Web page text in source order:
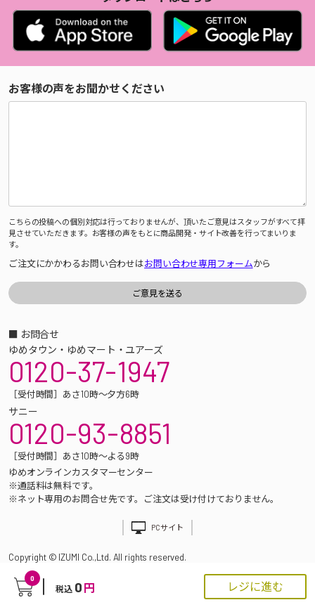
0
税込 0 円 レジに進む
お客様の声をお聞かせください
こちらの投稿への個別対応は行っておりませんが、頂いたご意見はスタッフがすべて拝
見させていただきます。お客様の声をもとに商品開発・サイト改善を行ってまいりま
す。
ご注文にかかわるお問い合わせはお問い合わせ専用フォームから
■ お問合せ
ゆめタウン・ゆめマート・ユアーズ
0120-37-1947
［受付時間］あさ10時～夕方6時
サニー
0120-93-8851
［受付時間］あさ10時～よる9時
ゆめオンラインカスタマーセンター
※通話料は無料です。
※ネット専用のお問合せ先です。ご注文は受け付けておりません。
PCサイト
Copyright © IZUMI Co.,Ltd. All rights reserved.